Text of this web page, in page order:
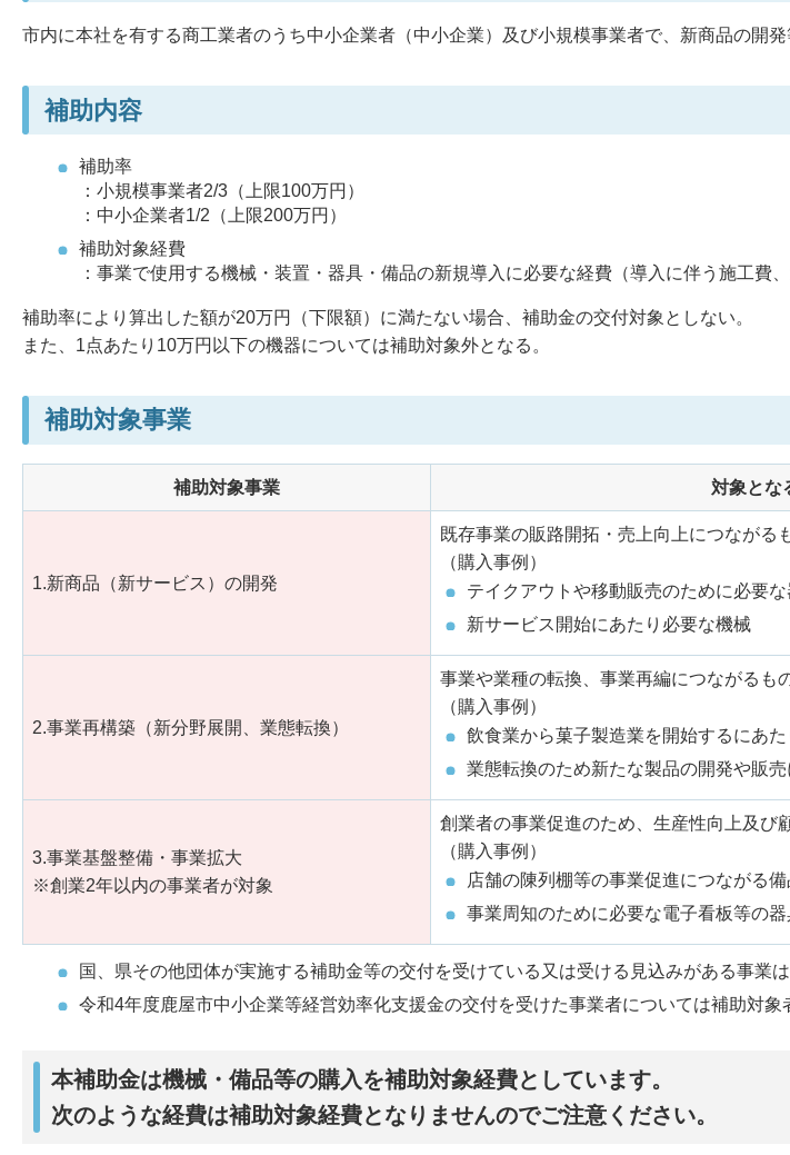
市内に本社を有する商工業者のうち中小企業者（中小企業）及び小規模事業者で、新商品の開
補助内容
補助率
：小規模事業者2/3（上限100万円）
：中小企業者1/2（上限200万円）
補助対象経費
：事業で使用する機械・装置・器具・備品の新規導入に必要な経費（導入に伴う施工費、
補助率により算出した額が20万円（下限額）に満たない場合、補助金の交付対象としない。
また、1点あたり10万円以下の機器については補助対象外となる。
補助対象事業
補助対象事業 対象とな
1.新商品（新サービス）の開発
既存事業の販路開拓・売上向上につながる
（購入事例）
テイクアウトや移動販売のために必要
新サービス開始にあたり必要な機械
2.事業再構築（新分野展開、業態転換）
事業や業種の転換、事業再編につながるも
（購入事例）
飲食業から菓子製造業を開始するにあ
業態転換のため新たな製品の開発や販
3.事業基盤整備・事業拡大
※創業2年以内の事業者が対象
創業者の事業促進のため、生産性向上及び
（購入事例）
店舗の陳列棚等の事業促進につながる備
事業周知のために必要な電子看板等の
国、県その他団体が実施する補助金等の交付を受けている又は受ける見込みがある事業は
令和4年度鹿屋市中小企業等経営効率化支援金の交付を受けた事業者については補助対
本補助金は機械・備品等の購入を補助対象経費としています。
次のような経費は補助対象経費となりませんのでご注意ください。